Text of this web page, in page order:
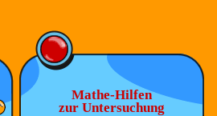
Mathe-Hilfen
zur Untersuchung